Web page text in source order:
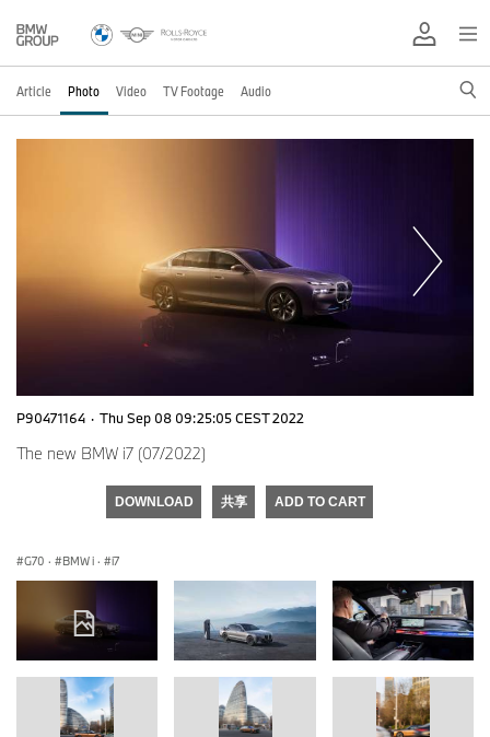
Article Photo Video TV Footage Audio
P90471164 · Thu Sep 08 09:25:05 CEST 2022
The new BMW i7 (07/2022)
DOWNLOAD 共享 ADD TO CART
G70 · BMW i · i7